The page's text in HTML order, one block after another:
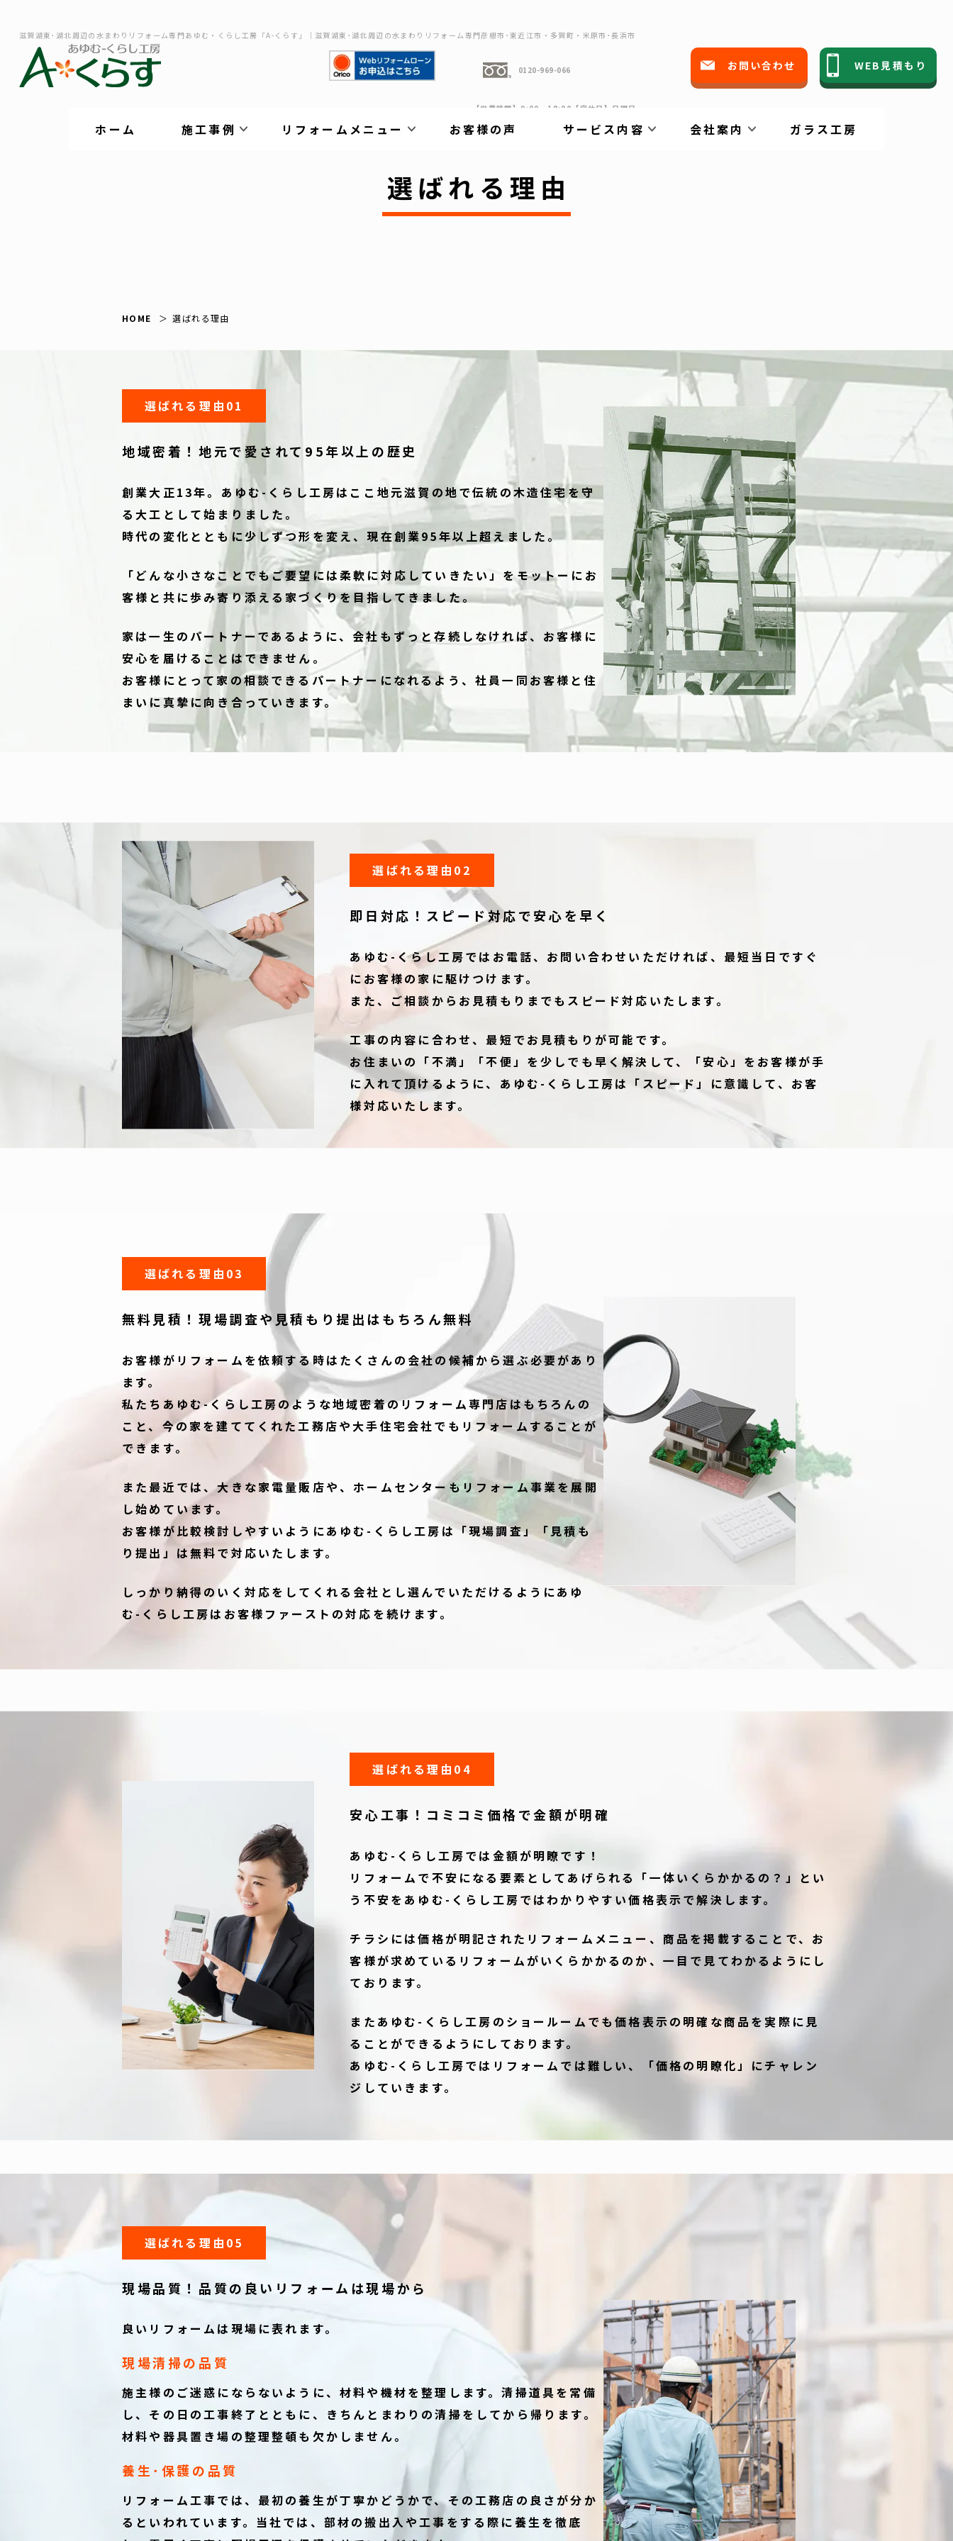
滋賀湖東･湖北周辺の水まわりリフォーム専門あゆむ・くらし工房「A-くらす」｜滋賀湖東･湖北周辺の水まわりリフォーム専門彦根市･東近江市・多賀町・米原市･長浜市
0120-969-066
【営業時間】9:00～18:00【定休日】日曜日
お問い合わせ WEB見積もり
ホーム 施工事例 リフォームメニュー お客様の声 サービス内容 会社案内 ガラス工房
選ばれる理由
HOME 選ばれる理由
選ばれる理由01
地域密着！ 地元で愛されて95年以上の歴史
創業大正13年。あゆむ-くらし工房はここ地元滋賀の地で伝統の木造住宅を守
る大工として始まりました。
時代の変化とともに少しずつ形を変え、現在創業95年以上超えました。
「どんな小さなことでもご要望には柔軟に対応していきたい」をモットーにお
客様と共に歩み寄り添える家づくりを目指してきました。
家は一生のパートナーであるように、会社もずっと存続しなければ、お客様に
安心を届けることはできません。
お客様にとって家の相談できるパートナーになれるよう、社員一同お客様と住
まいに真摯に向き合っていきます。
選ばれる理由02
即日対応！ スピード対応で安心を早く
あゆむ-くらし工房ではお電話、お問い合わせいただければ、最短当日ですぐ
にお客様の家に駆けつけます。
また、ご相談からお見積もりまでもスピード対応いたします。
工事の内容に合わせ、最短でお見積もりが可能です。
お住まいの「不満」「不便」を少しでも早く解決して、「安心」をお客様が手
に入れて頂けるように、あゆむ-くらし工房は「スピード」に意識して、お客
様対応いたします。
選ばれる理由03
無料見積！ 現場調査や見積もり提出はもちろん無料
お客様がリフォームを依頼する時はたくさんの会社の候補から選ぶ必要があり
ます。
私たちあゆむ-くらし工房のような地域密着のリフォーム専門店はもちろんの
こと、今の家を建ててくれた工務店や大手住宅会社でもリフォームすることが
できます。
また最近では、大きな家電量販店や、ホームセンターもリフォーム事業を展開
し始めています。
お客様が比較検討しやすいようにあゆむ-くらし工房は「現場調査」「見積も
り提出」は無料で対応いたします。
しっかり納得のいく対応をしてくれる会社とし選んでいただけるようにあゆ
む-くらし工房はお客様ファーストの対応を続けます。
選ばれる理由04
安心工事！ コミコミ価格で金額が明確
あゆむ-くらし工房では金額が明瞭です！
リフォームで不安になる要素としてあげられる「一体いくらかかるの？」とい
う不安をあゆむ-くらし工房ではわかりやすい価格表示で解決します。
チラシには価格が明記されたリフォームメニュー、商品を掲載することで、お
客様が求めているリフォームがいくらかかるのか、一目で見てわかるようにし
ております。
またあゆむ-くらし工房のショールームでも価格表示の明確な商品を実際に見
ることができるようにしております。
あゆむ-くらし工房ではリフォームでは難しい、「価格の明瞭化」にチャレン
ジしていきます。
選ばれる理由05
現場品質！ 品質の良いリフォームは現場から
良いリフォームは現場に表れます。
現場清掃の品質
施主様のご迷惑にならないように、材料や機材を整理します。清掃道具を常備
し、その日の工事終了とともに、きちんとまわりの清掃をしてから帰ります。
材料や器具置き場の整理整頓も欠かしません。
養生･保護の品質
リフォーム工事では、最初の養生が丁寧かどうかで、その工務店の良さが分か
るといわれています。当社では、部材の搬出入や工事をする際に養生を徹底